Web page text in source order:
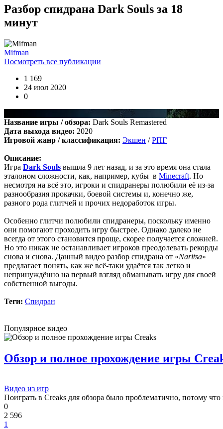
Цитата: cord
Представлено несколько ссылок на скачивание (торрент,
архив и FLAC), но основной – Unofficial Game Soundtrack
включая треки от Paul Linford
😁👏Огромная благодарность за труд. Не ожидал, что будет
полный саундтрек в хорошем качестве. За flac отдельная
благодарность ✔
cord:Boycenunse,
Soundtrack (OST):
скачать
Представлено несколько ссылок на скачивание (торрент,
архив и FLAC), но основной – Unofficial Game Soundtrack
OST. На странице можно послушать онлайн полную версию,
Сборник получился добротный, наслаждайтесь!
Boycenunse:Добавьте пожалуйста саундтрек из игры NFS
Most Wanted, которая 2005 года.
Делитесь играми с друзьями и добавляйте сайт в избранное.
комментарии к играм.
Разбор спидрана Dark Souls за 18
минут
Mifman
Посмотреть все публикации
1 169
24 июл 2020
0
Название игры / обзора: Dark Souls Remastered
Дата выхода видео: 2020
Игровой жанр / классификация: Экшен /РПГ
Описание:
Игра Dark Souls вышла 9 лет назад, и за это время она стала
эталоном сложности, как, например, кубы в Minecraft. Но
несмотря на всё это, игроки и спидранеры полюбили её из-за
разнообразия прокачки, боевой системы и, конечно же,
разного рода глитчей и прочих недоработок игры.
Особенно глитчи полюбили спидранеры, поскольку именно
они помогают проходить игру быстрее. Однако далеко не
всегда от этого становится проще, скорее получается сложней.
Но это никак не останавливает игроков преодолевать рекорды
снова и снова. Данный видео разбор спидрана от «Naritsa»
предлагает понять, как же всё-таки удаётся так легко и
непринуждённо на первый взгляд обманывать игру для своей
собственной выгоды.
Теги: Спидран
Популярное видео
Обзор и полное прохождение игры
Видео из игр
Поиграть в Creaks для обзора было проблематично, потому
0
2 596
1